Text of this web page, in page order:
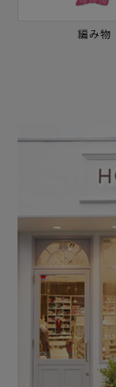
編み物